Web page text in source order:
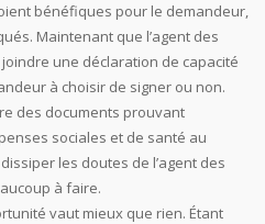
bénéfiques pour le demandeur,
Maintenant que l’agent des
une déclaration de capacité
à choisir de signer ou non.
des documents prouvant
sociales et de santé au
les doutes de l’agent des
à faire.
vaut mieux que rien. Étant